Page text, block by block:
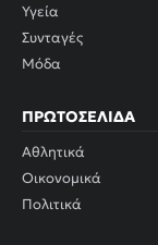
Υγεία
Συνταγές
Μόδα
ΠΡΩΤΟΣΈΛΙΔΑ
Αθλητικά
Οικονομικά
Πολιτικά